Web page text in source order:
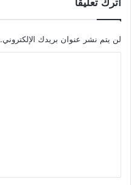
لن يتم نشر عنوان بريدك الإلكتروني.